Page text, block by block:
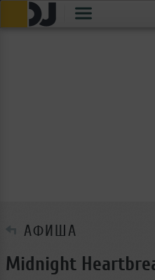
АФИША
Midnight